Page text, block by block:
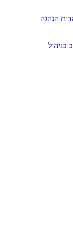
הנהגה
בניהול